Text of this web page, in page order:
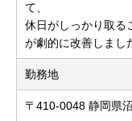
て、
休日がしっかり取る
が劇的に改善しまし
勤務地
〒410-0048 静岡